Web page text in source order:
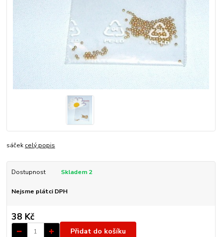
sáček celý popis
Dostupnost Skladem 2
Nejsme plátci DPH
38 Kč
Přidat do košíku